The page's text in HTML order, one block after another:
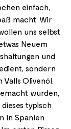
einfach,
macht. Wir
uns selbst
Neuem
und
sondern
Olivenöl.
wurden,
typisch
in Spanien